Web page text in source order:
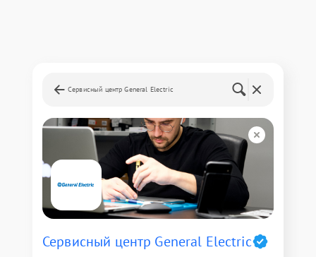
Сервисный центр General Electric
Сервисный центр General Electric